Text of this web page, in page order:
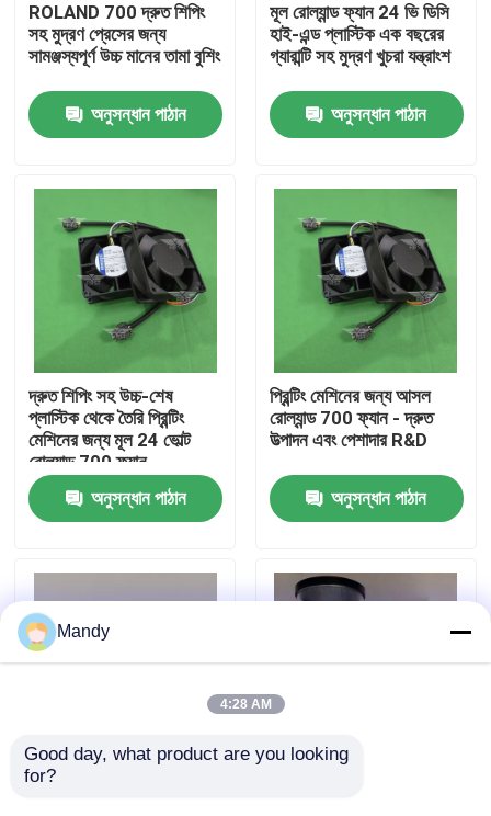
আমাদের সম্পর্কে
কারখানা পরিদর্শন
গুণমান নিয়ন্ত্রণ
আমাদের সাথে যোগাযোগ করুন
খবর
মামলা
ROLAND 700 দ্রুত শিপিং
সহ মুদ্রণ প্রেসের জন্য
সামঞ্জস্যপূর্ণ উচ্চ মানের তামা বুশিং
অনুসন্ধান পাঠান
মূল রোল্যান্ড ফ্যান 24 ভি ডিসি
হাই-এন্ড প্লাস্টিক এক বছরের
গ্যারান্টি সহ মুদ্রণ খুচরা যন্ত্রাংশ
অনুসন্ধান পাঠান
দ্রুত শিপিং সহ উচ্চ-শেষ
প্লাস্টিক থেকে তৈরি প্রিন্টিং
মেশিনের জন্য মূল 24 ভোল্ট
রোল্যান্ড 700 ফ্যান
অনুসন্ধান পাঠান
প্রিন্টিং মেশিনের জন্য আসল
রোল্যান্ড 700 ফ্যান - দ্রুত
উত্পাদন এবং পেশাদার R&D
অনুসন্ধান পাঠান
রোল্যান্ড 700 প্রতিযোগিতামূলক
Mandy
4:28 AM
Good day, what product are you looking
for?